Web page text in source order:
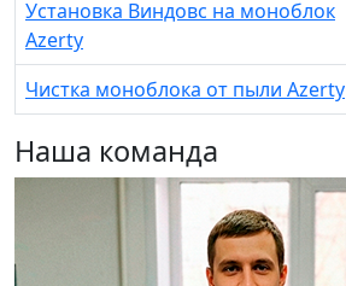
Установка Виндовс на моноблок
Azerty
Чистка моноблока от пыли Azerty
Наша команда